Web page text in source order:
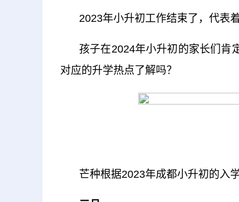
2023年小升初工作结束了，代表
孩子在2024年小升初的家长们肯
对应的升学热点了解吗？
芒种根据2023年成都小升初的入